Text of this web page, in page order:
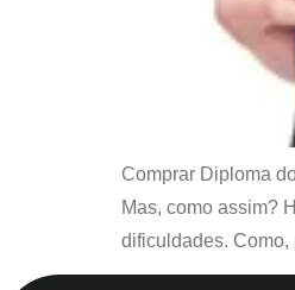
Comprar Diploma
Mas, como assim?
dificuldades.